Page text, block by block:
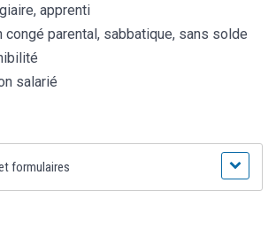
apprenti
congé parental, sabbatique, sans solde
salarié
formulaires